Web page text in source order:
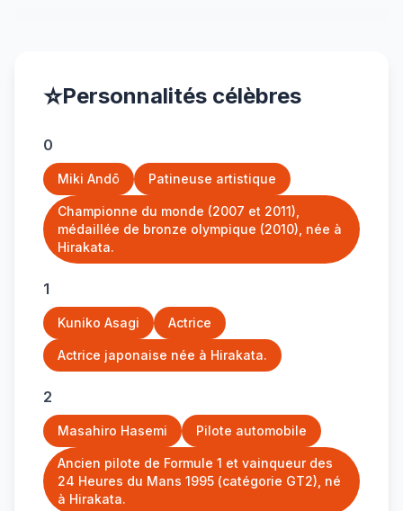
⭐Personnalités célèbres
0
Miki Andō Patineuse artistique
Championne du monde (2007 et 2011),
médaillée de bronze olympique (2010), née à
Hirakata.
1
Kuniko Asagi Actrice
Actrice japonaise née à Hirakata.
2
Masahiro Hasemi Pilote automobile
Ancien pilote de Formule 1 et vainqueur des
24 Heures du Mans 1995 (catégorie GT2), né
à Hirakata.